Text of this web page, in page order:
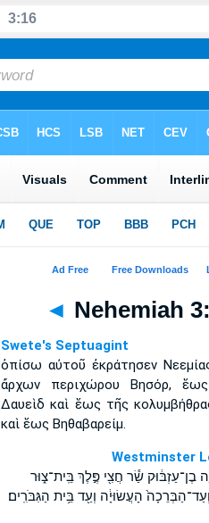
◄ Nehemiah
Swete's Septuagint
ὀπίσω αὐτοῦ ἐκράτησεν
ἄρχων περιχώρου Βησόρ,
Δαυεὶδ καὶ ἕως τῆς
καὶ ἕως Βηθαβαρείμ.
Westminster
בֶן־עַזְבּ֔וּק שַׂ֕ר חֲצִ֖י פֶּ֣לֶךְ בֵּֽית־צ֑וּר
הָעֲשׂוּיָ֔ה וְעַ֖ד בֵּ֥ית הַגִּבֹּרִֽים׃